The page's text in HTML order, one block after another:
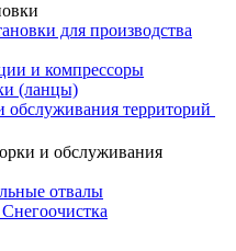
для производства
и компрессоры
(ланцы)
обслуживания территорий
и обслуживания
отвалы